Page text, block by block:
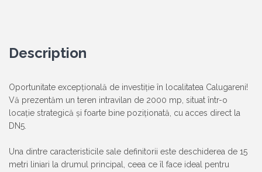
Description
Oportunitate excepțională de investiție în localitatea Calugareni!
Vă prezentăm un teren intravilan de 2000 mp, situat într-o
locație strategică și foarte bine poziționată, cu acces direct la
DN5.
Una dintre caracteristicile sale definitorii este deschiderea de 15
metri liniari la drumul principal, ceea ce îl face ideal pentru